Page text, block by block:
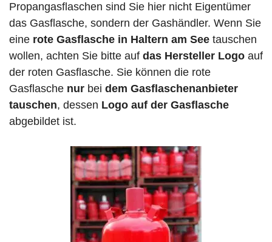
Propangasflaschen sind Sie hier nicht Eigentümer
das Gasflasche, sondern der Gashändler. Wenn Sie
eine rote Gasflasche in Haltern am See tauschen
wollen, achten Sie bitte auf das Hersteller Logo auf
der roten Gasflasche. Sie können die rote
Gasflasche nur bei dem Gasflaschenanbieter
tauschen, dessen Logo auf der Gasflasche
abgebildet ist.